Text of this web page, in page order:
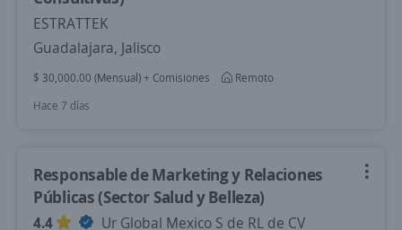
ESTRATTEK
Guadalajara, Jalisco
$ 30,000.00 (Mensual) + Comisiones
Remoto
Hace 7 días
Responsable de Marketing y Relaciones
Públicas (Sector Salud y Belleza)
4.4
Ur Global Mexico S de RL de CV